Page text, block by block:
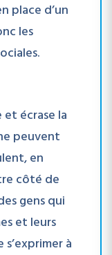
place d’un
les
écrase la
peuvent
en
côté de
gens qui
et leurs
à